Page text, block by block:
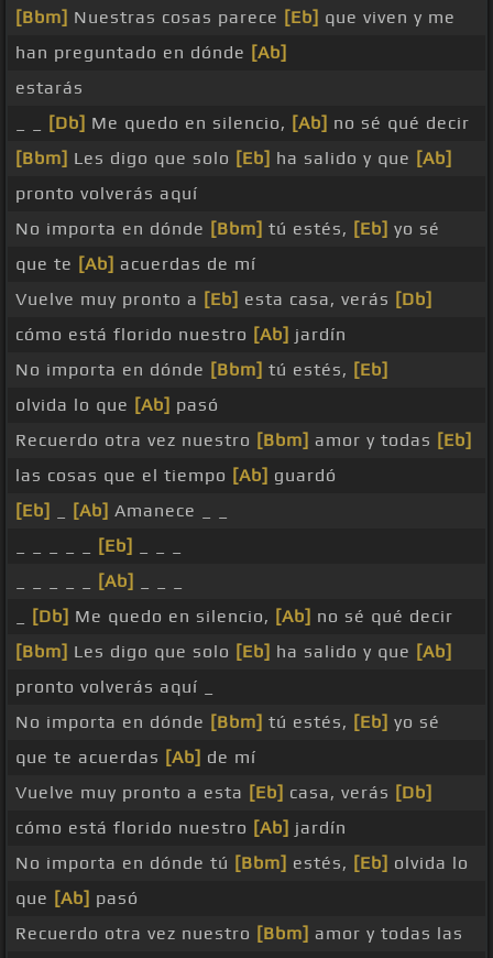
[Bbm] Nuestras cosas parece [Eb] que viven y me
han preguntado en dónde [Ab]
estarás
[Db] Me quedo en silencio, [Ab] no sé qué decir
[Bbm] Les digo que solo [Eb] ha salido y que [Ab]
pronto volverás aquí
No importa en dónde [Bbm] tú estés, [Eb] yo sé
que te [Ab] acuerdas de mí
Vuelve muy pronto a [Eb] esta casa, verás [Db]
cómo está florido nuestro [Ab] jardín
No importa en dónde [Bbm] tú estés, [Eb]
olvida lo que [Ab] pasó
Recuerdo otra vez nuestro [Bbm] amor y todas [Eb]
las cosas que el tiempo [Ab] guardó
[Eb]
[Ab] Amanece _ _
[Eb]
[Ab]
[Db] Me quedo en silencio, [Ab] no sé qué decir
[Bbm] Les digo que solo [Eb] ha salido y que [Ab]
pronto volverás aquí _
No importa en dónde [Bbm] tú estés, [Eb] yo sé
que te acuerdas [Ab] de mí
Vuelve muy pronto a esta [Eb] casa, verás [Db]
cómo está florido nuestro [Ab] jardín
No importa en dónde tú [Bbm] estés, [Eb] olvida lo
que [Ab] pasó
Recuerdo otra vez nuestro [Bbm] amor y todas las